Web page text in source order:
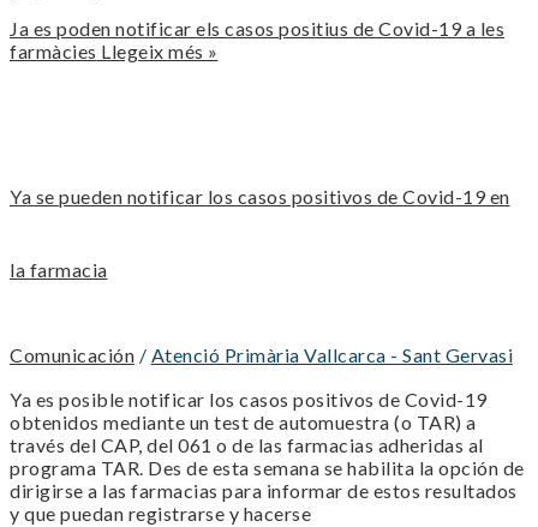
Ja es poden notificar els casos positius de Covid-19 a les
farmàcies Llegeix més »
Ya se pueden notificar los casos positivos de Covid-19 en
la farmacia
Comunicación / Atenció Primària Vallcarca - Sant Gervasi
Ya es posible notificar los casos positivos de Covid-19
obtenidos mediante un test de automuestra (o TAR) a
través del CAP, del 061 o de las farmacias adheridas al
programa TAR. Des de esta semana se habilita la opción de
dirigirse a las farmacias para informar de estos resultados
y que puedan registrarse y hacerse